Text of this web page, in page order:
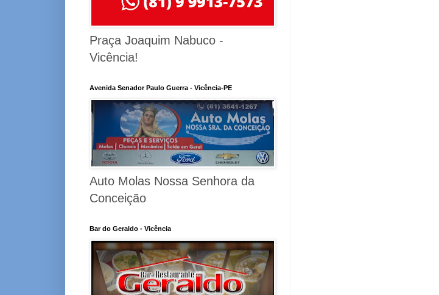
Praça Joaquim Nabuco -
Vicência!
Avenida Senador Paulo Guerra - Vicência-PE
Auto Molas Nossa Senhora da
Conceição
Bar do Geraldo - Vicência